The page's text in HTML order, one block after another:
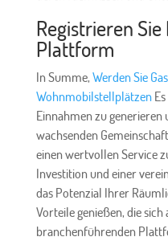
Registrieren
Plattform
In Summe, Werden Sie
WohnmobilstellplätzenEs
Einnahmen zu generieren
wachsenden
einen wertvollen Service
Investition und einer
das Potenzial Ihrer
Vorteile genießen, die
branchenführenden